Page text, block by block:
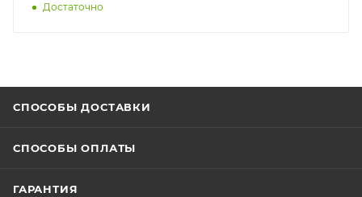
Достаточно
СПОСОБЫ ДОСТАВКИ
СПОСОБЫ ОПЛАТЫ
ГАРАНТИЯ